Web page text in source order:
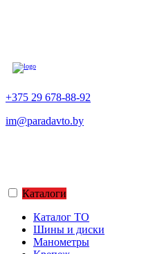
+375 29 678-88-92
im@paradavto.by
Каталоги
Каталог ТО
Шины и диски
Манометры